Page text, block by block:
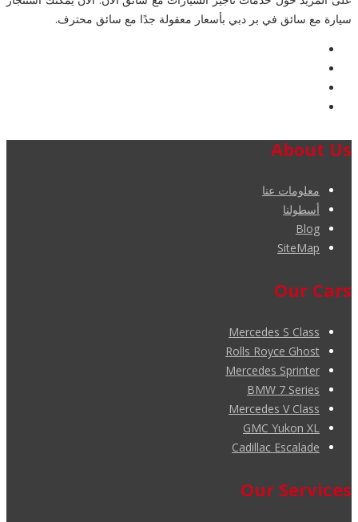
سيارة مع سائق في بر دبي بأسعار معقولة جدًا مع سائق محترف.
About Us
معلومات عنا
أسطولنا
Blog
SiteMap
Our Cars
Mercedes S Class
Rolls Royce Ghost
Mercedes Sprinter
BMW 7 Series
Mercedes V Class
GMC Yukon XL
Cadillac Escalade
Our Services